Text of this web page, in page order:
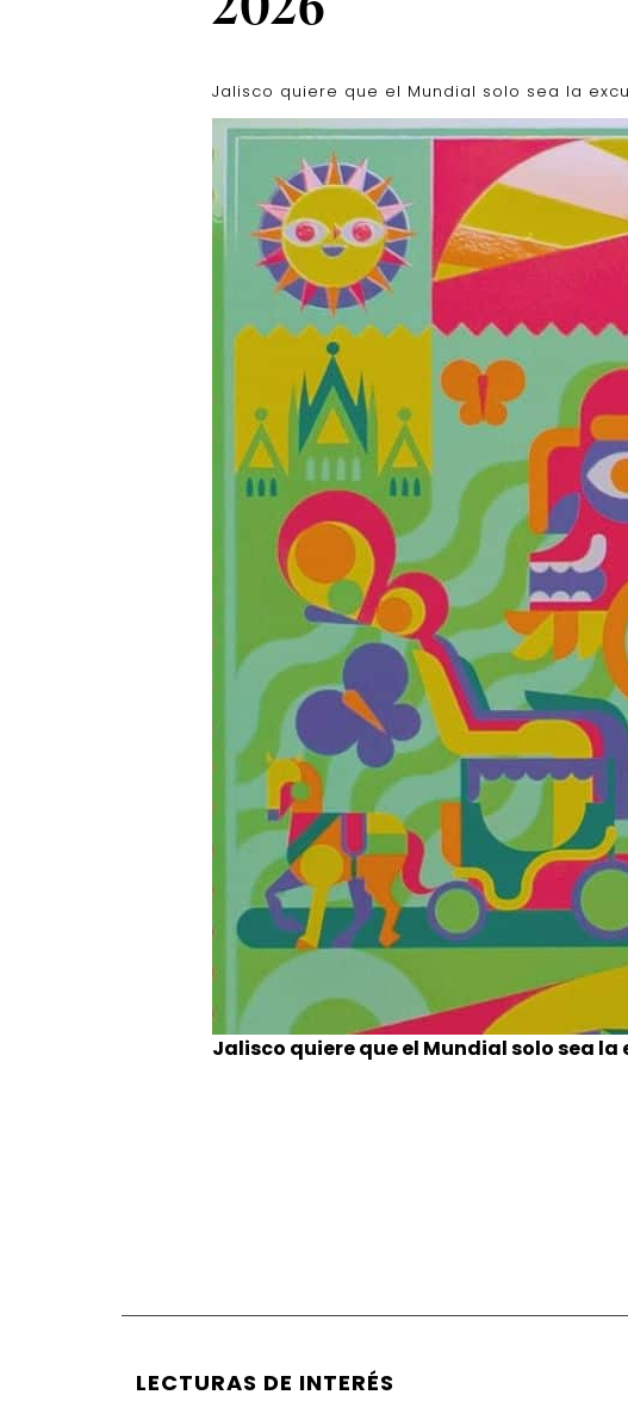
Jalisco quiere que el Mundial solo sea la
Jalisco quiere que el Mundial solo sea
LECTURAS DE INTERÉS